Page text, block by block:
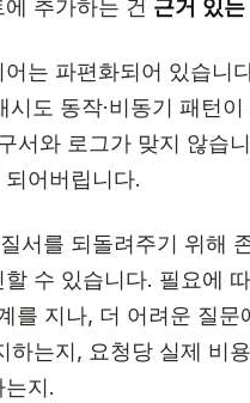
추가하는 건 근거 있
는 파편화되어 있습니
시도 동작·비동기 패턴
서와 로그가 맞지 않습
어버립니다.
서를 되돌려주기 위해
수 있습니다. 필요에
를 지나, 더 어려운 질
하는지, 요청당 실제 비
지.